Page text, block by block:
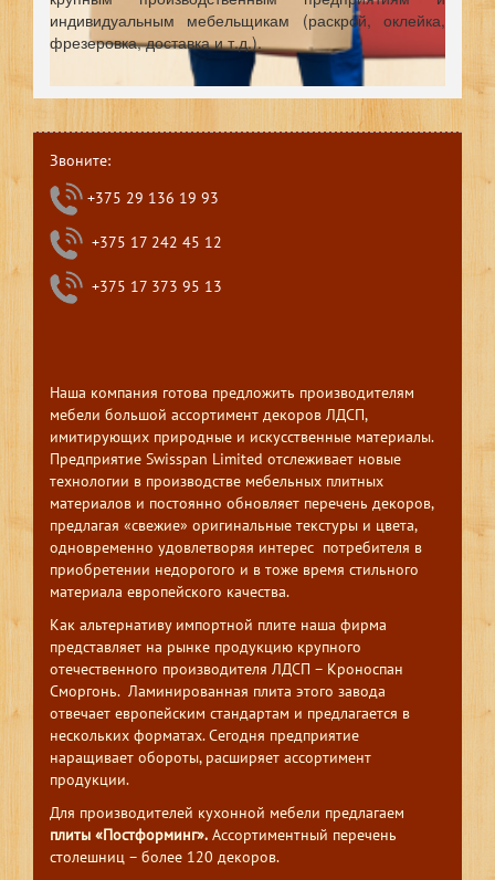
индивидуальным мебельщикам (раскрой, оклейка,
фрезеровка, доставка и т.д.).
Звоните:
+375 29 136 19 93
+375 17 242 45 12
+375 17 373 95 13
Наша компания готова предложить производителям
мебели большой ассортимент декоров ЛДСП,
имитирующих природные и искусственные материалы.
Предприятие Swisspan Limited отслеживает новые
технологии в производстве мебельных плитных
материалов и постоянно обновляет перечень декоров,
предлагая «свежие» оригинальные текстуры и цвета,
одновременно удовлетворяя интерес потребителя в
приобретении недорогого и в тоже время стильного
материала европейского качества.
Как альтернативу импортной плите наша фирма
представляет на рынке продукцию крупного
отечественного производителя ЛДСП – Кроноспан
Сморгонь. Ламинированная плита этого завода
отвечает европейским стандартам и предлагается в
нескольких форматах. Сегодня предприятие
наращивает обороты, расширяет ассортимент
продукции.
Для производителей кухонной мебели предлагаем
плиты «Постформинг». Ассортиментный перечень
столешниц – более 120 декоров.